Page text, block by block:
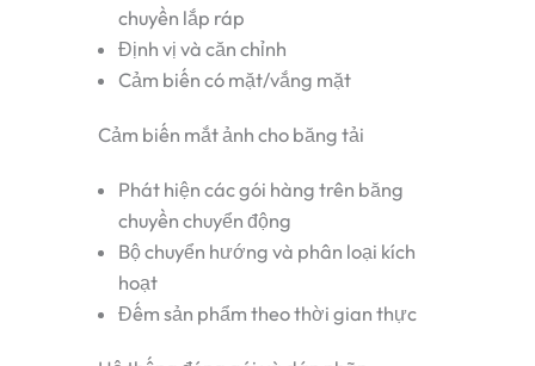
chuyền lắp ráp
Định vị và căn chỉnh
Cảm biến có mặt/vắng mặt
Cảm biến mắt ảnh cho băng tải
Phát hiện các gói hàng trên băng
chuyền chuyển động
Bộ chuyển hướng và phân loại kích
hoạt
Đếm sản phẩm theo thời gian thực